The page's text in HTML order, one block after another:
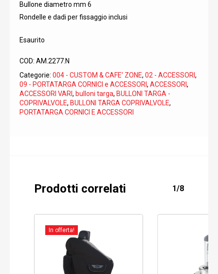
Bullone diametro mm 6
Rondelle e dadi per fissaggio inclusi
Esaurito
COD: AM.2277.N
Categorie: 004 - CUSTOM & CAFE' ZONE, 02 - ACCESSORI ,
09 - PORTATARGA CORNICI e ACCESSORI , ACCESSORI ,
ACCESSORI VARI , bulloni targa, BULLONI TARGA -
COPRIVALVOLE, BULLONI TARGA COPRIVALVOLE,
PORTATARGA CORNICI E ACCESSORI
Prodotti correlati 1/8
In offerta!